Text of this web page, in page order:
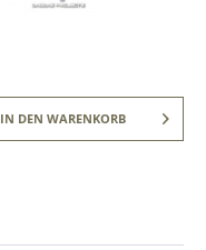
IN DEN WARENKORB